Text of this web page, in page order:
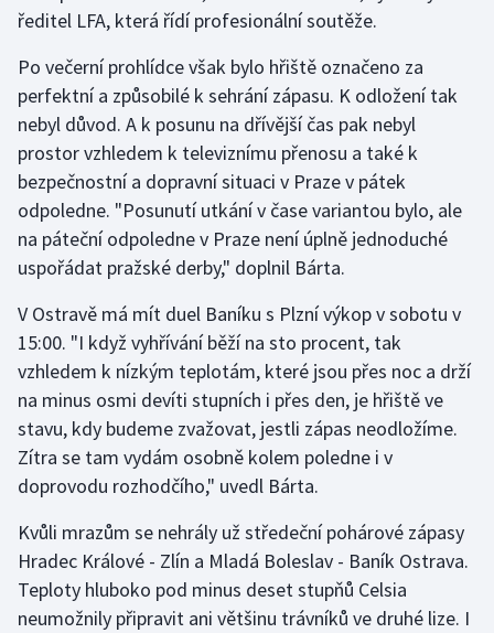
Jezdectví
Judo
Krasobruslení
Lezení
Lyže a snowboard
Moderní pětiboj
Motorsport
Olympijské hry
Parasport
Plavání
Plážový volejbal
Ragby
ředitel LFA, která řídí profesionální soutěže.
Po večerní prohlídce však bylo hřiště označeno za
perfektní a způsobilé k sehrání zápasu. K odložení tak
nebyl důvod. A k posunu na dřívější čas pak nebyl
prostor vzhledem k televiznímu přenosu a také k
bezpečnostní a dopravní situaci v Praze v pátek
odpoledne. "Posunutí utkání v čase variantou bylo, ale
na páteční odpoledne v Praze není úplně jednoduché
uspořádat pražské derby," doplnil Bárta.
V Ostravě má mít duel Baníku s Plzní výkop v sobotu v
15:00. "I když vyhřívání běží na sto procent, tak
vzhledem k nízkým teplotám, které jsou přes noc a drží
na minus osmi devíti stupních i přes den, je hřiště ve
stavu, kdy budeme zvažovat, jestli zápas neodložíme.
Zítra se tam vydám osobně kolem poledne i v
doprovodu rozhodčího," uvedl Bárta.
Kvůli mrazům se nehrály už středeční pohárové zápasy
Hradec Králové - Zlín a Mladá Boleslav - Baník Ostrava.
Teploty hluboko pod minus deset stupňů Celsia
neumožnily připravit ani většinu trávníků ve druhé lize. I